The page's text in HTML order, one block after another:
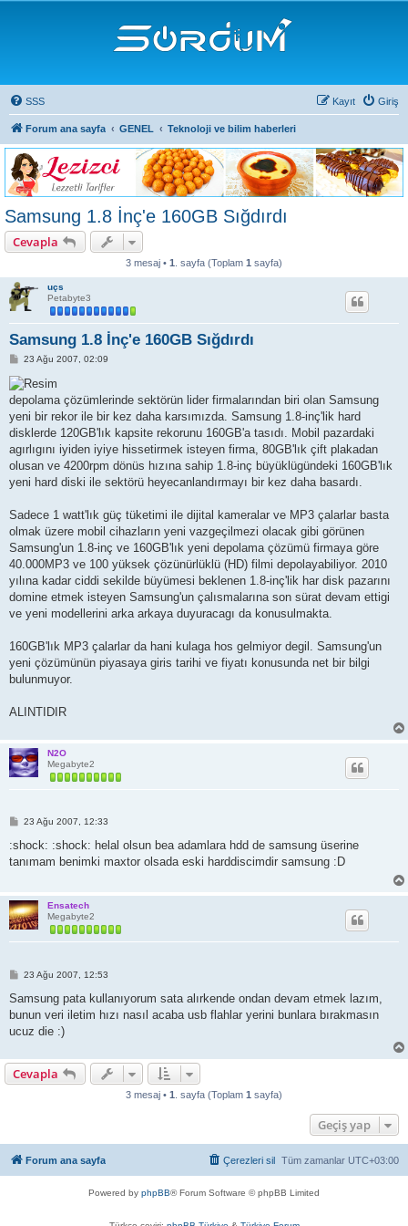
SSS Giriş
Kayıt
Forum ana sayfa GENEL Teknoloji ve bilim haberleri
Samsung 1.8 İnç'e 160GB Sığdırdı
Cevapla
3 mesaj • 1 . sayfa (Toplam 1 sayfa)
uçs
Petabyte3
Samsung 1.8 İnç'e 160GB Sığdırdı
M
s
a
j
23 Ağu 2007, 02:09
depolama çözümlerinde sektörün lider firmalarından biri olan Samsung
yeni bir rekor ile bir kez daha karsımızda. Samsung 1.8-inç'lik hard
disklerde 120GB'lık kapsite rekorunu 160GB'a tasıdı. Mobil pazardaki
agırlıgını iyiden iyiye hissetirmek isteyen firma, 80GB'lık çift plakadan
olusan ve 4200rpm dönüs hızına sahip 1.8-inç büyüklügündeki 160GB'lık
yeni hard diski ile sektörü heyecanlandırmayı bir kez daha basardı.
Sadece 1 watt'lık güç tüketimi ile dijital kameralar ve MP3 çalarlar basta
olmak üzere mobil cihazların yeni vazgeçilmezi olacak gibi görünen
Samsung'un 1.8-inç ve 160GB'lık yeni depolama çözümü firmaya göre
40.000MP3 ve 100 yüksek çözünürlüklü (HD) filmi depolayabiliyor. 2010
yılına kadar ciddi sekilde büyümesi beklenen 1.8-inç'lik har disk pazarını
domine etmek isteyen Samsung'un çalısmalarına son sürat devam ettigi
ve yeni modellerini arka arkaya duyuracagı da konusulmakta.
160GB'lık MP3 çalarlar da hani kulaga hos gelmiyor degil. Samsung'un
yeni çözümünün piyasaya giris tarihi ve fiyatı konusunda net bir bilgi
bulunmuyor.
ALINTIDIR
N2O
Megabyte2
M
s
j
23 Ağu 2007, 12:33
:shock: :shock: helal olsun bea adamlara hdd de samsung üserine
tanımam benimki maxtor olsada eski harddiscimdir samsung :D
Ensatech
Megabyte2
M
s
j
23 Ağu 2007, 12:53
Samsung pata kullanıyorum sata alırkende ondan devam etmek lazım,
bunun veri iletim hızı nasıl acaba usb flahlar yerini bunlara bırakmasın
ucuz die :)
Cevapla
3 mesaj • 1 . sayfa (Toplam 1 sayfa)
Geçiş yap
Forum ana sayfa Tüm zamanlar UTC+03:00
Çerezleri sil
Powered by phpBB® Forum Software © phpBB Limited